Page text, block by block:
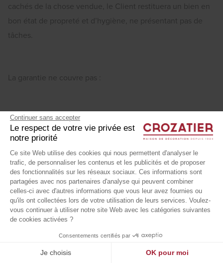
cachés de la chose vendue, le Client restituera un bien en
bon état de propreté et d’hygiène, ne présentant pas de
tâches.
La garantie ne couvre pas :
Les modifications d’aspects des recouvrements
et rembourrage dues à l’usure et à l’utilisation du
siège (assouplissement ou rodage des mousses)
dans des conditions d’usage normal
La distension résiduelle du cuir au niveau des
places les plus utilisées qui est liée aux
contraintes que subit le recouvrement des sièges
Les décolorations, l’altération ou toute
Continuer sans accepter
Le respect de votre vie privée est
notre priorité
Ce site Web utilise des cookies qui nous permettent d'analyser le
trafic, de personnaliser les contenus et les publicités et de proposer
des fonctionnalités sur les réseaux sociaux. Ces informations sont
partagées avec nos partenaires d'analyse qui peuvent combiner
celles-ci avec d'autres informations que vous leur avez fournies ou
qu'ils ont collectées lors de votre utilisation de leurs services. Voulez-
vous continuer à utiliser notre site Web avec les catégories suivantes
de cookies activées ?
Consentements certifiés par
Je choisis OK pour moi